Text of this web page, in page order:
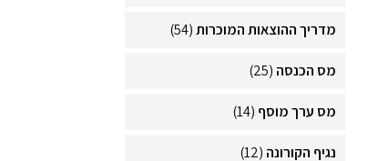
מדריך ההוצאות המוכרות(54)
מס הכנסה (25)
מס ערך מוסף (14)
נגיף הקורונה (12)